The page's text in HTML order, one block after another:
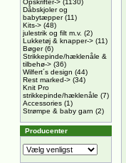
Opskrifter-> (1130)
Dåbskjoler og
babytæpper(11)
Kits-> (48)
julestrik og filt m.v. (2)
Lukketøj & knapper-> (11)
Bøger(6)
Strikkepinde/hæklenåle &
tilbehø-> (36)
Wilfert´s design (44)
Rest marked-> (34)
Knit Pro
strikkepinde/hæklenåle (7)
Accessories (1)
Strømpe & baby garn (2)
Producenter